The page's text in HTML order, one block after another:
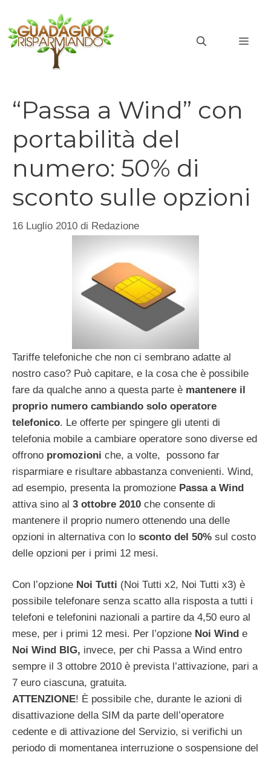
contenuto
“Passa a Wind” con
portabilità del
numero: 50% di
sconto sulle opzioni
16 Luglio 2010 di Redazione
Tariffe telefoniche che non ci sembrano adatte al
nostro caso? Può capitare, e la cosa che è possibile
fare da qualche anno a questa parte è mantenere il
proprio numero cambiando solo operatore
telefonico. Le offerte per spingere gli utenti di
telefonia mobile a cambiare operatore sono diverse ed
offrono promozioni che, a volte, possono far
risparmiare e risultare abbastanza convenienti. Wind,
ad esempio, presenta la promozione Passa a Wind
attiva sino al 3 ottobre 2010 che consente di
mantenere il proprio numero ottenendo una delle
opzioni in alternativa con lo sconto del 50% sul costo
delle opzioni per i primi 12 mesi.
Con l’opzione Noi Tutti (Noi Tutti x2, Noi Tutti x3) è
possibile telefonare senza scatto alla risposta a tutti i
telefoni e telefonini nazionali a partire da 4,50 euro al
mese, per i primi 12 mesi. Per l’opzione Noi Wind e
Noi Wind BIG, invece, per chi Passa a Wind entro
sempre il 3 ottobre 2010 è prevista l’attivazione, pari a
7 euro ciascuna, gratuita.
ATTENZIONE! È possibile che, durante le azioni di
disattivazione della SIM da parte dell’operatore
cedente e di attivazione del Servizio, si verifichi un
periodo di momentanea interruzione o sospensione del